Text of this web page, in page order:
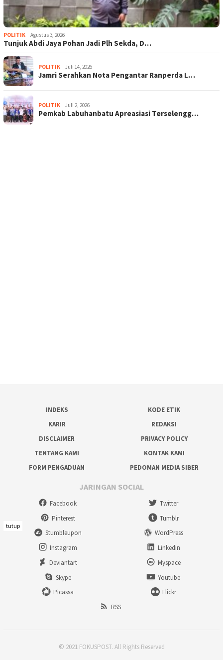
POLITIK Agustus 3, 2026
Tunjuk Abdi Jaya Pohan Jadi Plh Sekda, D…
POLITIK Juli 14, 2026
Jamri Serahkan Nota Pengantar Ranperda L…
POLITIK Juli 2, 2026
Pemkab Labuhanbatu Apreasiasi Terselengg…
INDEKS
KODE ETIK
KARIR
REDAKSI
DISCLAIMER
PRIVACY POLICY
TENTANG KAMI
KONTAK KAMI
FORM PENGADUAN
PEDOMAN MEDIA SIBER
JARINGAN SOCIAL
Facebook
Twitter
Pinterest
Tumblr
Stumbleupon
WordPress
Instagram
Linkedin
Deviantart
Myspace
Skype
Youtube
Picassa
Flickr
RSS
© 2021 FOKUSPOST. All Rights Reserved
tutup